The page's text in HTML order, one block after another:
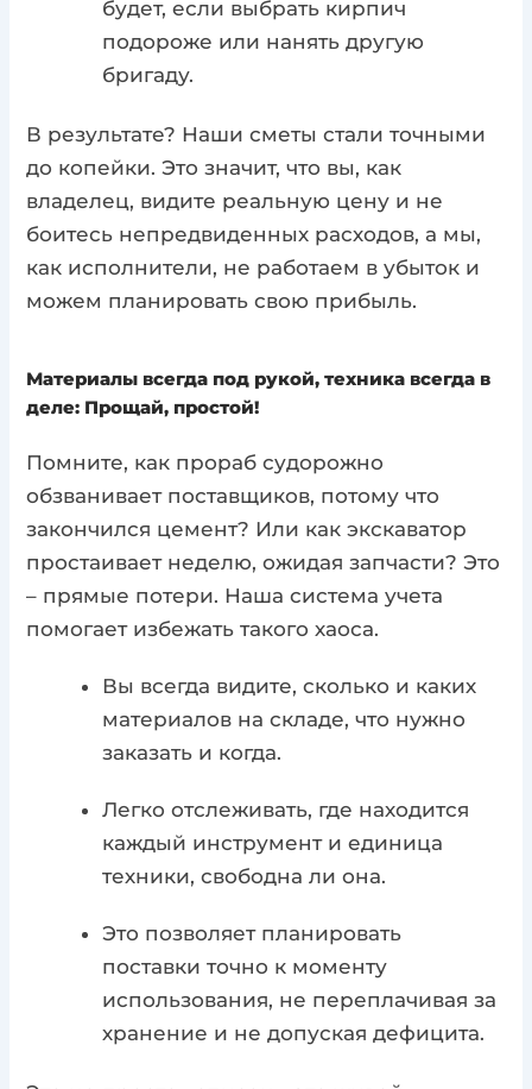
будет, если выбрать кирпич
подороже или нанять другую
бригаду.
В результате? Наши сметы стали точными
до копейки. Это значит, что вы, как
владелец, видите реальную цену и не
боитесь непредвиденных расходов, а мы,
как исполнители, не работаем в убыток и
можем планировать свою прибыль.
Материалы всегда под рукой, техника всегда в
деле: Прощай, простой!
Помните, как прораб судорожно
обзванивает поставщиков, потому что
закончился цемент? Или как экскаватор
простаивает неделю, ожидая запчасти? Это
– прямые потери. Наша система учета
помогает избежать такого хаоса.
Вы всегда видите, сколько и каких
материалов на складе, что нужно
заказать и когда.
Легко отслеживать, где находится
каждый инструмент и единица
техники, свободна ли она.
Это позволяет планировать
поставки точно к моменту
использования, не переплачивая за
хранение и не допуская дефицита.